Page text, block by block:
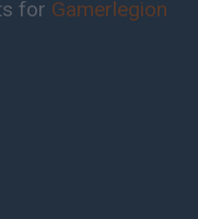
for Gamerlegion